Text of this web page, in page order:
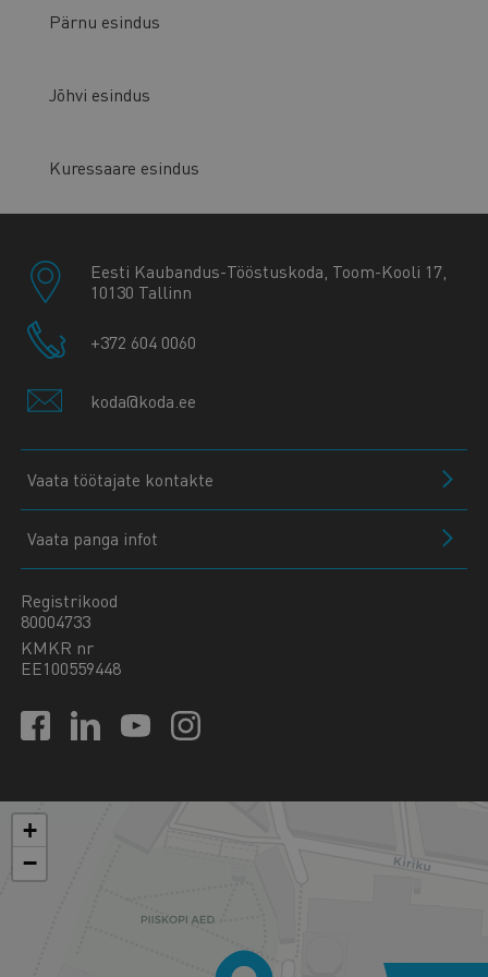
Pärnu esindus
Jõhvi esindus
Kuressaare esindus
Eesti Kaubandus-Tööstuskoda, Toom-Kooli 17,
10130 Tallinn
+372 604 0060
koda@koda.ee
Vaata töötajate kontakte
Vaata panga infot
Registrikood
80004733
KMKR nr
EE100559448
+
−